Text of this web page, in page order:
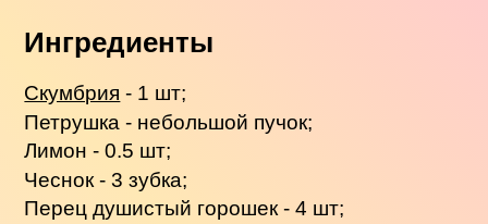
Ингредиенты
Скумбрия - 1 шт;
Петрушка - небольшой пучок;
Лимон - 0.5 шт;
Чеснок - 3 зубка;
Перец душистый горошек - 4 шт;